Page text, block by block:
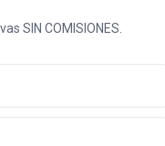
SIN COMISIONES.